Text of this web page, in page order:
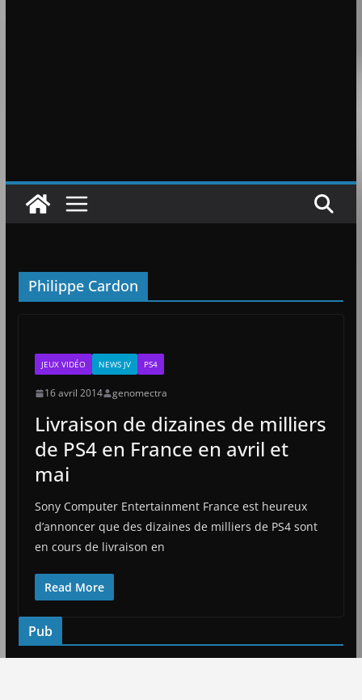
Philippe Cardon
JEUX VIDÉO NEWS JV PS4
16 avril 2014 genomectra
Livraison de dizaines de milliers
de PS4 en France en avril et
mai
Sony Computer Entertainment France est heureux
d’annoncer que des dizaines de milliers de PS4 sont
en cours de livraison en
Read More
Pub